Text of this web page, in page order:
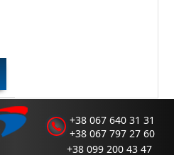
+38 067 640 31 31
+38 067 797 27 60
+38 099 200 43 47